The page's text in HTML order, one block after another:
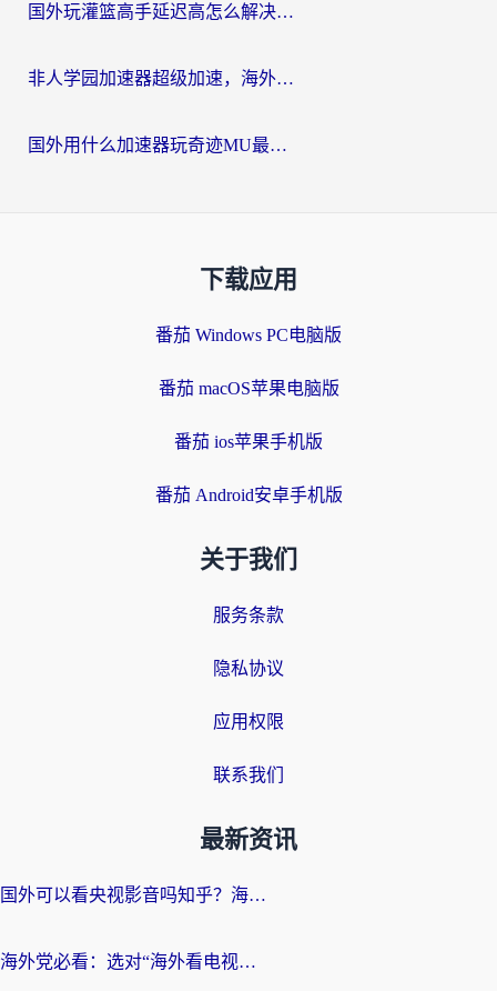
国外玩灌篮高手延迟高怎么解决？海外玩家国服游戏加速终极指南
非人学园加速器超级加速，海外玩家重返国服的通行证
国外用什么加速器玩奇迹MU最好？2026海外玩家国服游戏加速全攻略
下载应用
番茄 Windows PC电脑版
番茄 macOS苹果电脑版
番茄 ios苹果手机版
番茄 Android安卓手机版
关于我们
服务条款
隐私协议
应用权限
联系我们
最新资讯
国外可以看央视影音吗知乎？海外党亲测有效的回国加速方案
海外党必看：选对“海外看电视剧软件”，再也不用愁国内剧刷不了